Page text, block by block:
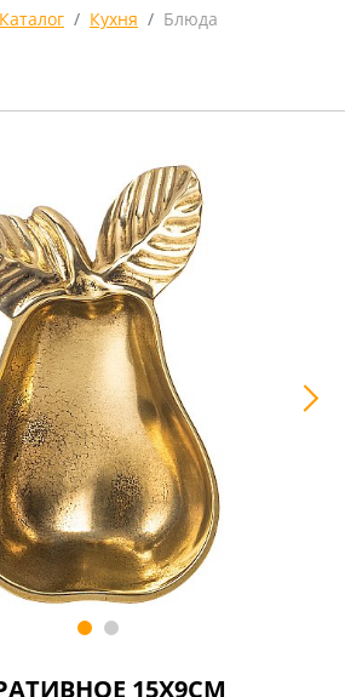
Каталог Кухня Блюда
15Х9СМ